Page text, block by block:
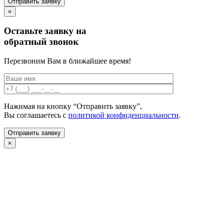
×
Оставьте заявку на
обратный звонок
Перезвоним Вам в ближайшее время!
Нажимая на кнопку “Отправить заявку”,
Вы соглашаетесь с политикой конфиденциальности.
×